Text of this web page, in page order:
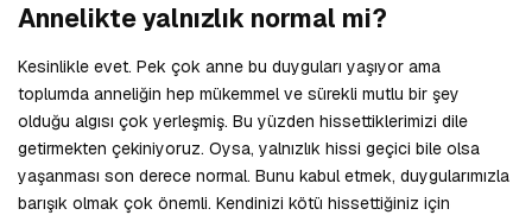
Annelikte yalnızlık normal mi?
Kesinlikle evet. Pek çok anne bu duyguları yaşıyor ama
toplumda anneliğin hep mükemmel ve sürekli mutlu bir şey
olduğu algısı çok yerleşmiş. Bu yüzden hissettiklerimizi dile
getirmekten çekiniyoruz. Oysa, yalnızlık hissi geçici bile olsa
yaşanması son derece normal. Bunu kabul etmek, duygularımızla
barışık olmak çok önemli. Kendinizi kötü hissettiğiniz için